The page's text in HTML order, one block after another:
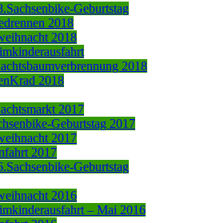
Geburtstag
2018
2018
2018
2018
2017
Geburtstag 2017
2017
2017
Geburtstag
2016
– Mai 2016